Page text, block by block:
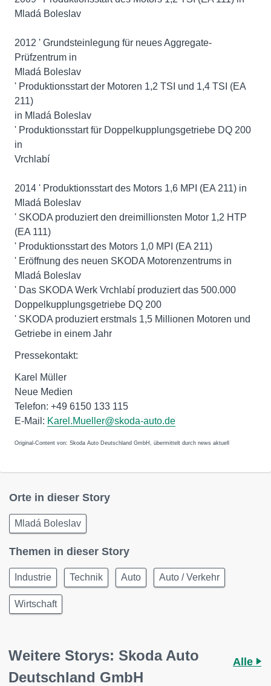
Mladá Boleslav
2012 ' Grundsteinlegung für neues Aggregate-
Prüfzentrum in
Mladá Boleslav
' Produktionsstart der Motoren 1,2 TSI und 1,4 TSI (EA
211)
in Mladá Boleslav
' Produktionsstart für Doppelkupplungsgetriebe DQ 200
in
Vrchlabí
2014 ' Produktionsstart des Motors 1,6 MPI (EA 211) in
Mladá Boleslav
' SKODA produziert den dreimillionsten Motor 1,2 HTP
(EA 111)
' Produktionsstart des Motors 1,0 MPI (EA 211)
' Eröffnung des neuen SKODA Motorenzentrums in
Mladá Boleslav
' Das SKODA Werk Vrchlabí produziert das 500.000
Doppelkupplungsgetriebe DQ 200
' SKODA produziert erstmals 1,5 Millionen Motoren und
Getriebe in einem Jahr
Pressekontakt:
Karel Müller
Neue Medien
Telefon: +49 6150 133 115
E-Mail: Karel.Mueller@skoda-auto.de
Original-Content von: Skoda Auto Deutschland GmbH, übermittelt durch news aktuell
Orte in dieser Story
Mladá Boleslav
Themen in dieser Story
Industrie Technik Auto Auto / Verkehr
Wirtschaft
Weitere Storys: Skoda Auto
Deutschland GmbH
Alle